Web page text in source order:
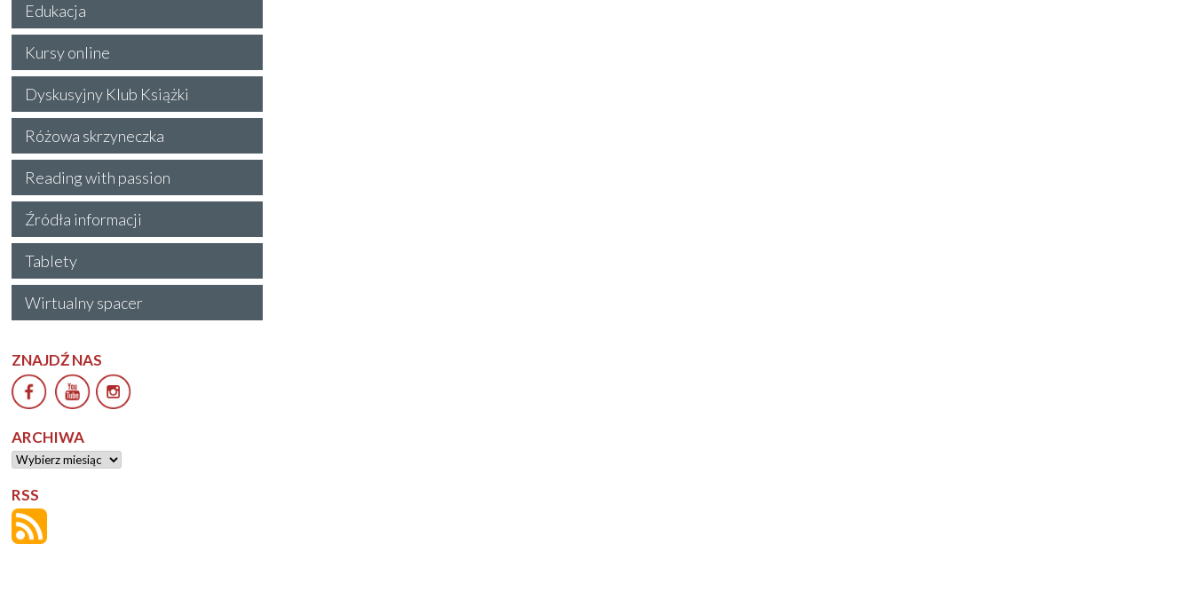
Edukacja
Kursy online
Dyskusyjny Klub Książki
Różowa skrzyneczka
Reading with passion
Źródła informacji
Tablety
Wirtualny spacer
ZNAJDŹ NAS
ARCHIWA
Archiwa
RSS